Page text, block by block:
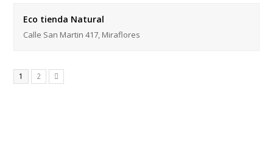
Eco tienda Natural
Calle San Martin 417, Miraflores
Page
1 Page
2